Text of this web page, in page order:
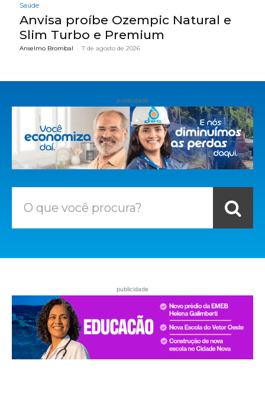
Saúde
Anvisa proíbe Ozempic Natural e
Slim Turbo e Premium
Anselmo Brombal - 7 de agosto de 2026
publicidade
O que você procura?
publicidade